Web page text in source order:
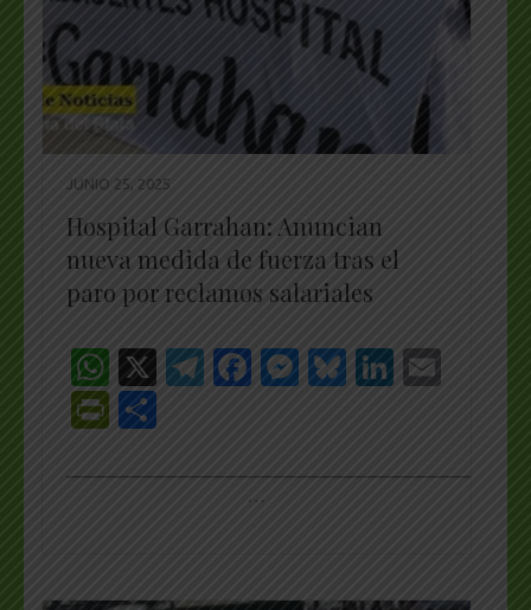
JUNIO 25, 2025
Hospital Garrahan: Anuncian
nueva medida de fuerza tras el
paro por reclamos salariales
WhatsApp
X Telegram
Facebook
Messenger
Bluesky
PrintFriendly
…